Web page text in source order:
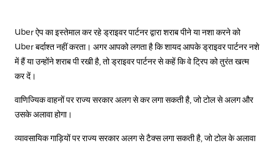
Uber ऐप का इस्तेमाल कर रहे ड्राइवर पार्टनर द्वारा शराब पीने या नशा करने को
Uber बर्दाश्त नहीं करता। अगर आपको लगता है कि शायद आपके ड्राइवर पार्टनर नशे
में हैं या उन्होंने शराब पी रखी है, तो ड्राइवर पार्टनर से कहें कि वे ट्रिप को तुरंत खत्म
कर दें।
वाणिज्यिक वाहनों पर राज्य सरकार अलग से कर लगा सकती है, जो टोल से अलग और
उसके अलावा होगा।
व्यावसायिक गाड़ियों पर राज्य सरकार अलग से टैक्स लगा सकती है, जो टोल के अलावा